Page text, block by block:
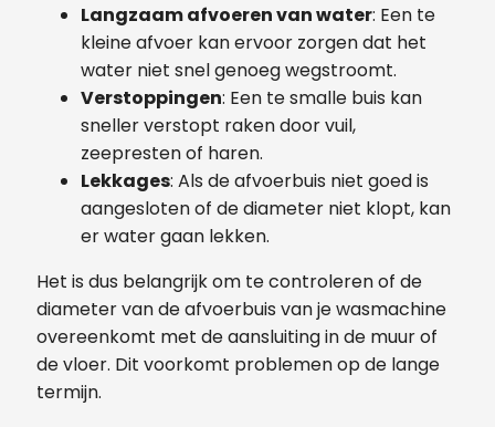
Langzaam afvoeren van water: Een te
kleine afvoer kan ervoor zorgen dat het
water niet snel genoeg wegstroomt.
Verstoppingen: Een te smalle buis kan
sneller verstopt raken door vuil,
zeepresten of haren.
Lekkages: Als de afvoerbuis niet goed is
aangesloten of de diameter niet klopt, kan
er water gaan lekken.
Het is dus belangrijk om te controleren of de
diameter van de afvoerbuis van je wasmachine
overeenkomt met de aansluiting in de muur of
de vloer. Dit voorkomt problemen op de lange
termijn.